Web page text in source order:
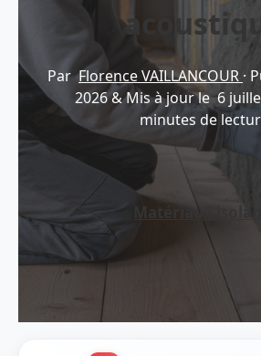
ParFlorence VAILLANCOUR ·
2026&Mis à jour le6
minutes de
Matériaux